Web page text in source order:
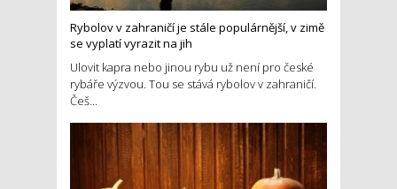
Rybolov v zahraničí je stále populárnější, v zimě
se vyplatí vyrazit na jih
Ulovit kapra nebo jinou rybu už není pro české
rybáře výzvou. Tou se stává rybolov v zahraničí.
Češ...